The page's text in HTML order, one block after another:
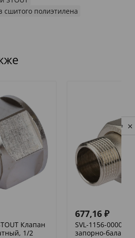
сшитого полиэтилена
Клапан
1/2
677,16 ₽
SVL-1156-000020
запорно-
Privacy notice